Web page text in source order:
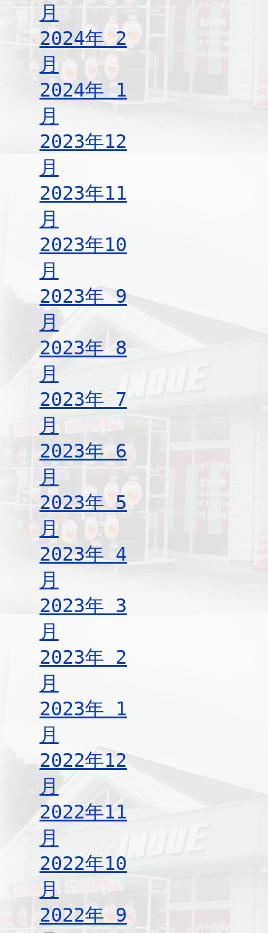
月
2024年 2
月
2024年 1
月
2023年12
月
2023年11
月
2023年10
月
2023年 9
月
2023年 8
月
2023年 7
月
2023年 6
月
2023年 5
月
2023年 4
月
2023年 3
月
2023年 2
月
2023年 1
月
2022年12
月
2022年11
月
2022年10
月
2022年 9